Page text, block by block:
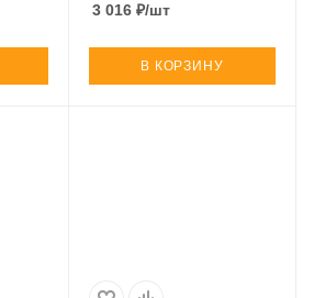
3 016₽/шт
В КОРЗИНУ